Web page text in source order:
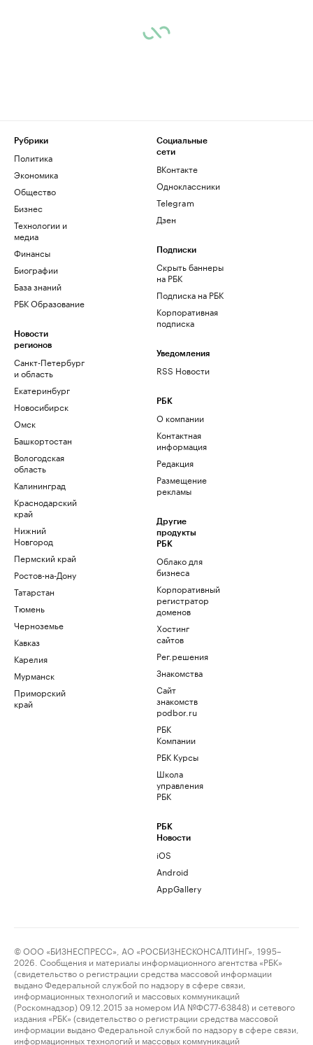
Рубрики
Политика
Экономика
Общество
Бизнес
Технологии и
медиа
Финансы
Биографии
База знаний
РБК Образование
Новости
регионов
Санкт-Петербург
и область
Екатеринбург
Новосибирск
Омск
Башкортостан
Вологодская
область
Калининград
Краснодарский
край
Нижний
Новгород
Пермский край
Ростов-на-Дону
Татарстан
Тюмень
Черноземье
Кавказ
Карелия
Мурманск
Приморский
край
Социальные
сети
ВКонтакте
Одноклассники
Telegram
Дзен
Подписки
Скрыть баннеры
на РБК
Подписка на РБК
Корпоративная
подписка
Уведомления
RSS Новости
РБК
О компании
Контактная
информация
Редакция
Размещение
рекламы
Другие
продукты
РБК
Облако для
бизнеса
Корпоративный
регистратор
доменов
Хостинг
сайтов
Рег.решения
Знакомства
Сайт
знакомств
podbor.ru
РБК
Компании
РБК Курсы
Школа
управления
РБК
РБК
Новости
iOS
Android
AppGallery
© ООО «БИЗНЕСПРЕСС», АО «РОСБИЗНЕСКОНСАЛТИНГ», 1995–
2026. Сообщения и материалы информационного агентства «РБК»
(свидетельство о регистрации средства массовой информации
выдано Федеральной службой по надзору в сфере связи,
информационных технологий и массовых коммуникаций
(Роскомнадзор) 09.12.2015 за номером ИА №ФС77-63848) и сетевого
издания «РБК» (свидетельство о регистрации средства массовой
информации выдано Федеральной службой по надзору в сфере связи,
информационных технологий и массовых коммуникаций